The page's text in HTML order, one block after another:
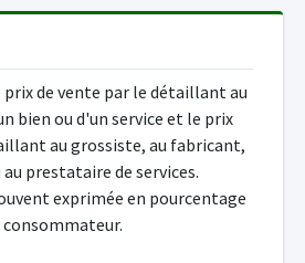
de vente par le détaillant au
bien ou d'un service et le prix
au grossiste, au fabricant,
prestataire de services.
exprimée en pourcentage
consommateur.